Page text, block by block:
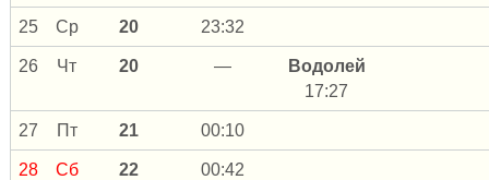
25 Ср 20 23:32
26 Чт 20 —
Водолей
17:27
27 Пт 21 00:10
28 Сб 22 00:42